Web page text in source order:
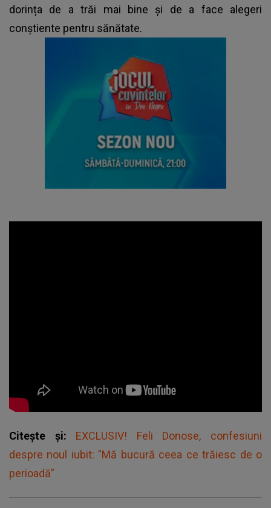
dorința de a trăi mai bine și de a face alegeri
conștiente pentru sănătate.
Citește și: EXCLUSIV! Feli Donose, confesiuni
despre noul iubit: ”Mă bucură ceea ce trăiesc de o
perioadă”